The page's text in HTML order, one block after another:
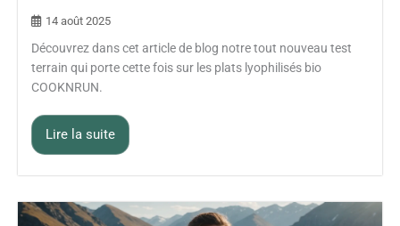
14 août 2025
Découvrez dans cet article de blog notre tout nouveau test
terrain qui porte cette fois sur les plats lyophilisés bio
COOKNRUN.
Lire la suite